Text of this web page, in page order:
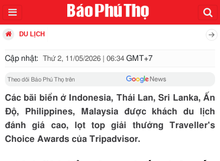
DU LỊCH
Cập nhật: Thứ 2, 11/05/2026 | 06:34 GMT+7
Theo dõi Báo Phú Thọ trên
Các bãi biển ở Indonesia, Thái Lan, Sri Lanka, Ấn
Độ, Philippines, Malaysia được khách du lịch
đánh giá cao, lọt top giải thưởng Traveller's
Choice Awards của Tripadvisor.